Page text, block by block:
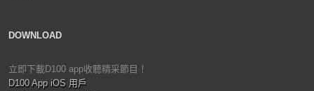
DOWNLOAD
立即下載D100 app收聽精采節目！
D100 App iOS 用戶